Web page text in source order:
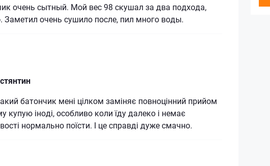
очень сытный. Мой вес 98 скушал за два подхода,
Заметил очень сушило после, пил много воды.
батончик мені цілком заміняє повноцінний прийом
купую іноді, особливо коли їду далеко і немає
нормально поїсти. І це справді дуже смачно.